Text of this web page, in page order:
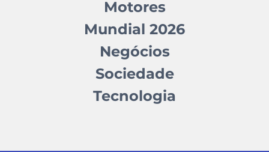
Motores
Mundial 2026
Negócios
Sociedade
Tecnologia